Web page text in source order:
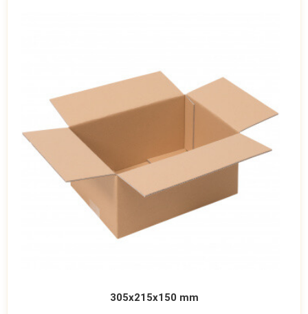
305x215x150 mm